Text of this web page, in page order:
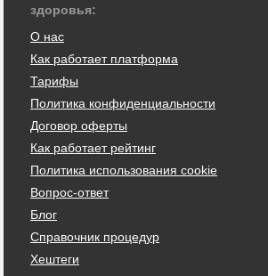
здоровья:
О нас
Как работает платформа
Тарифы
Политика конфиденциальности
Договор оферты
Как работает рейтинг
Политика использования cookie
Вопрос-ответ
Блог
Справочник процедур
Хештеги